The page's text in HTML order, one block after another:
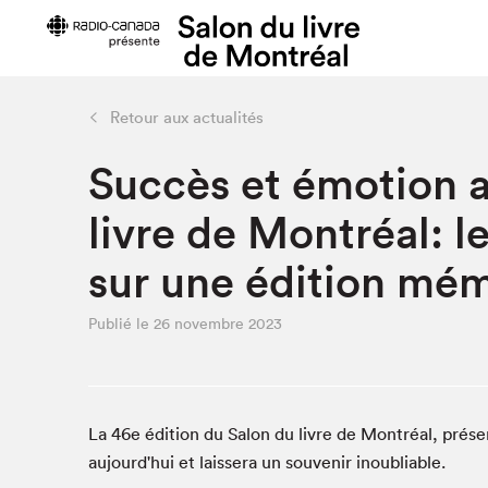
Horaires et tarifs
Plan du Salon
Accessibilité
Restauration
Matinées
SLM PRO
Liste des
Projets partenaires
Retour aux actualités
Succès et émotion
livre de Montréal:
sur une édition
Publié le 26 novembre 2023
La 46e édition du Salon du livre de Montréal,
aujourd'hui et laissera un souvenir inoubliable.